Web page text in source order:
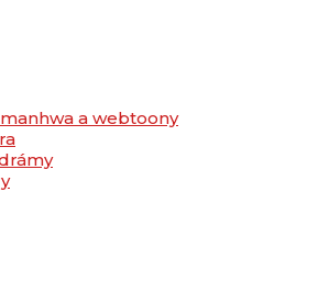
a webtoony